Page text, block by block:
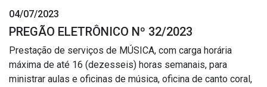
04/07/2023
PREGÃO ELETRÔNICO Nº 32/2023
Prestação de serviços de MÚSICA, com carga horária
máxima de até 16 (dezesseis) horas semanais, para
ministrar aulas e oficinas de música, oficina de canto coral,